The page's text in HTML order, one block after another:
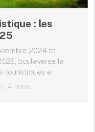
: les
2024 et
bouleverse la
e...
: 4 mins